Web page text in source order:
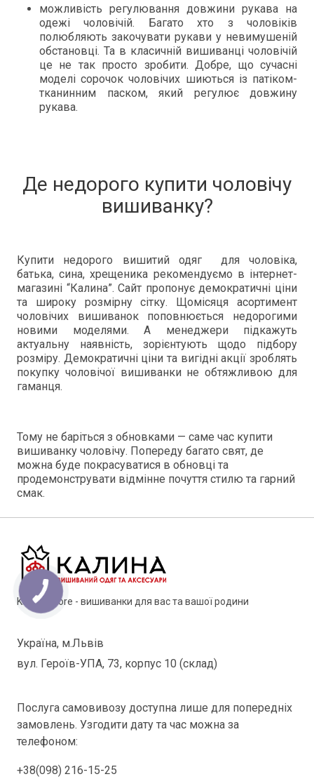
можливість регулювання довжини рукава на
одежі чоловічій. Багато хто з чоловіків
полюбляють закочувати рукави у невимушеній
обстановці. Та в класичній вишиванці чоловічій
це не так просто зробити. Добре, що сучасні
моделі сорочок чоловічих шиються із патіком-
тканинним паском, який регулює довжину
рукава.
Де недорого купити чоловічу
вишиванку?
Купити недорого вишитий одяг для чоловіка,
батька, сина, хрещеника рекомендуємо в інтернет-
магазині “Калина”. Сайт пропонує демократичні ціни
та широку розмірну сітку. Щомісяця асортимент
чоловічих вишиванок поповнюється недорогими
новими моделями. А менеджери підкажуть
актуальну наявність, зорієнтують щодо підбору
розміру. Демократичні ціни та вигідні акції зроблять
покупку чоловічої вишиванки не обтяжливою для
гаманця.
Тому не баріться з обновками — саме час купити
вишиванку чоловічу. Попереду багато свят, де
можна буде покрасуватися в обновці та
продемонструвати відмінне почуття стилю та гарний
смак.
Kalyna Store - вишиванки для вас та вашої родини
Україна, м.Львів
вул. Героїв-УПА, 73, корпус 10 (склад)
Послуга самовивозу доступна лише для попередніх
замовлень. Узгодити дату та час можна за
телефоном:
+38(098) 216-15-25